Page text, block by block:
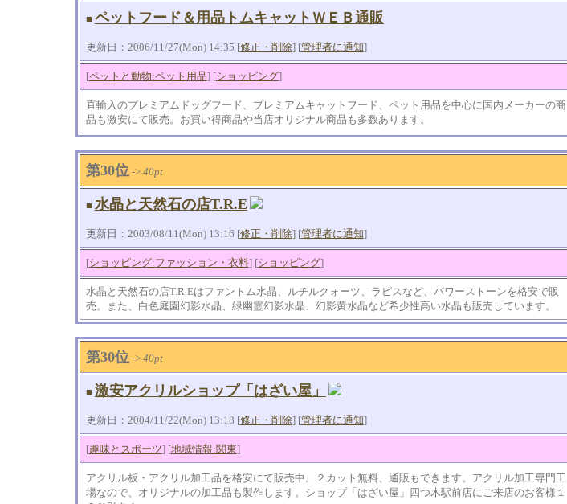
■ ペットフード＆用品トムキャットＷＥＢ通販
更新日：2006/11/27(Mon) 14:35 [修正・削除] [管理者に通知]
[ペットと動物:ペット用品] [ショッピング]
直輸入のプレミアムドッグフード、プレミアムキャットフード、ペット用品を中心に国内メーカーの商
品も激安にて販売。お買い得商品や当店オリジナル商品も多数あります。
第30位-> 40pt
■ 水晶と天然石の店T.R.E
更新日：2003/08/11(Mon) 13:16 [修正・削除] [管理者に通知]
[ショッピング:ファッション・衣料] [ショッピング]
水晶と天然石の店T.R.Eはファントム水晶、ルチルクォーツ、ラピスなど、パワーストーンを格安で販
売。また、白色庭園幻影水晶、緑幽霊幻影水晶、幻影黄水晶など希少性高い水晶も販売しています。
第30位-> 40pt
■ 激安アクリルショップ「はざい屋」
更新日：2004/11/22(Mon) 13:18 [修正・削除] [管理者に通知]
[趣味とスポーツ] [地域情報:関東]
アクリル板・アクリル加工品を格安にて販売中。２カット無料、通販もできます。アクリル加工専門工
場なので、オリジナルの加工品も製作します。ショップ「はざい屋」四つ木駅前店にご来店のお客様１